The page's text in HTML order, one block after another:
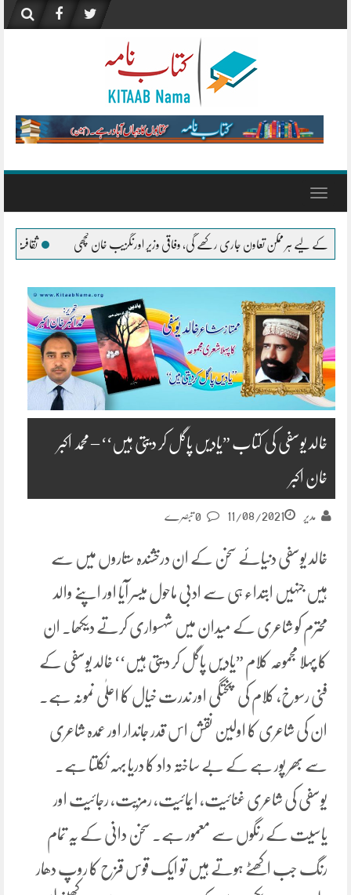
content
Toggle
رکھے گی، وفاقی وزیر اورنگزیب خان کچھی ثقافت – آمنہ سعید ”صنعتِ
خالد یوسفی کی کتاب ”یادیں پاگل کر دیتی ہیں‘‘ – محمد اکبر
خان اکبر
مدیر 11/08/2021
خالد یوسفی دنیائے سخن کے ان درخشندہ ستاروں میں سے
ہیں جنہیں ابتداء ہی سے ادبی ماحول میسر آیا اور اپنے والد
محترم کو شاعری کے میدان میں شہسواری کرتے دیکھا. ان
کا پہلا مجموعہ کلام ”یادیں پاگل کر دیتی ہیں‘‘ خالد یوسفی کے
فنی رسوخ، کلام کی پختگی اور ندرت خیال کا اعلٰی نمونہ ہے.
ان کی شاعری کا اولین نقش اس قدر جاندار اور عمدہ شاعری
سے بھر پور ہے کے بے ساختہ داد کا دریا بہہ نکلتا ہے.
یوسفی کی شاعری غنائیت، ایمائیت، رمزیت، رجائیت اور
یاسیت کے رنگوں سے معمور ہے. سخن دانی کے یہ تمام
رنگ جب اکھٹے ہوتے ہیں تو ایک قوس قزح کا روپ دھار